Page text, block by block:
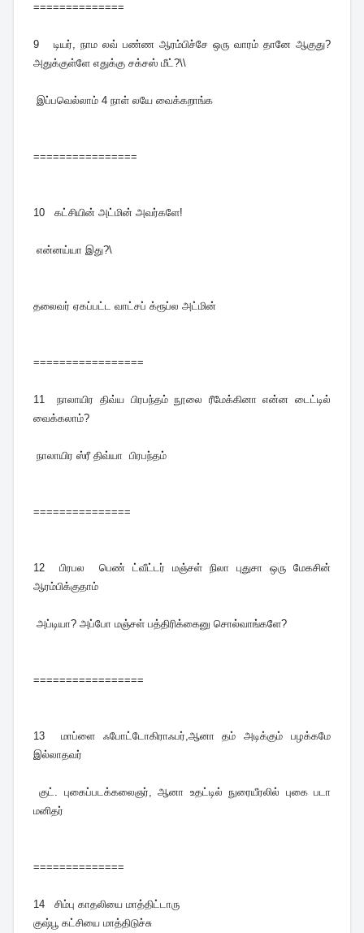
==============
9
டியர், நாம லவ் பண்ண ஆரம்பிச்சே ஒரு வாரம் தானே ஆகுது?
அதுக்குள்ளே எதுக்கு சக்சஸ் மீட்?\\
இப்பவெல்லாம் 4 நாள் லயே வைக்கறாங்க
================
10 கட்சியின் அட்மின் அவர்களே!
என்னய்யா இது?\
தலைவர் ஏகப்பட்ட வாட்சப் க்ரூப்ல அட்மின்
=================
11நாலாயிர திவ்ய பிரபந்தம் நூலை ரீமேக்கினா என்ன டைட்டில்
வைக்கலாம்?
நாலாயிர ஸ்ரீ திவ்யா பிரபந்தம்
===============
12 பிரபல பெண் ட்வீட்டர் மஞ்சள் நிலா புதுசா ஒரு மேகசின்
ஆரம்பிக்குதாம்
அப்டியா? அப்போ மஞ்சள் பத்திரிக்கைனு சொல்வாங்களே?
=================
13 மாப்ளை ஃபோட்டோகிராஃபர்,ஆனா தம் அடிக்கும் பழக்கமே
இல்லாதவர்
குட். புகைப்படக்கலைஞர், ஆனா உதட்டில் நுரையீரலில் புகை படா
மனிதர்
==============
14
சிம்பு காதலியை மாத்திட்டாரு
குஷ்பூ கட்சியை மாத்திடுச்சு